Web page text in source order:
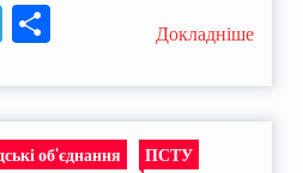
Telegram
Поділитися
Докладніше
об'єднання ПСТУ